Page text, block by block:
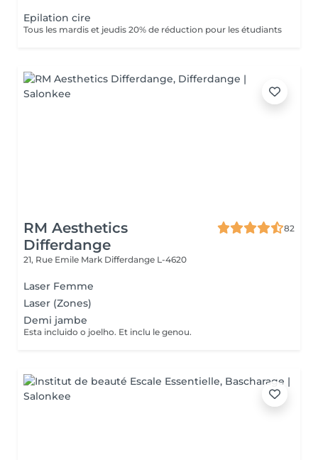
Epilation cire
Tous les mardis et jeudis 20% de réduction pour les étudiants
RM Aesthetics
Differdange
82
21, Rue Emile Mark Differdange L-4620
Laser Femme
Laser (Zones)
Demi jambe
Esta incluido o joelho. Et inclu le genou.